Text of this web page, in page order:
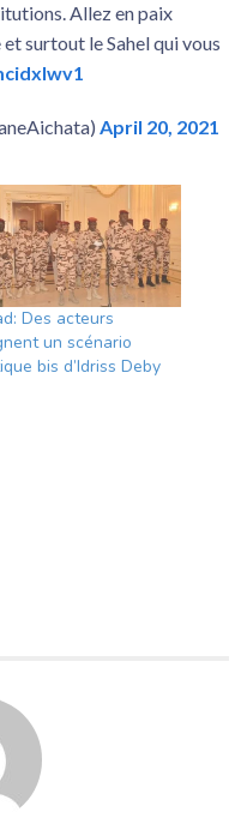
Allez en paix
surtout le Sahel qui vous
April 20, 2021
Des acteurs
un scénario
bis d’Idriss Deby